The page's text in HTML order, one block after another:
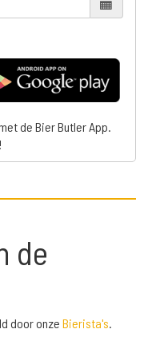
de Bier Butler App.
de
door onze Bierista's.